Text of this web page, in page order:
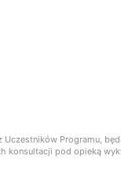
Programu,
konsultacji pod opieką